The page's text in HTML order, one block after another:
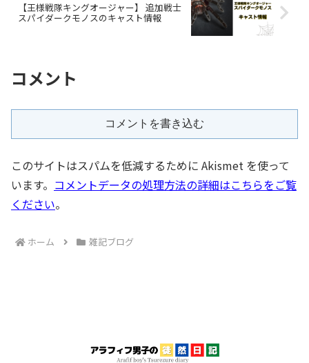
【王様戦隊キングオージャー】 追加戦士
スパイダークモノスのキャスト情報
コメント
コメントを書き込む
このサイトはスパムを低減するために Akismet を使って
います。 コメントデータの処理方法の詳細はこちらをご覧
ください。
ホーム 雑記ブログ